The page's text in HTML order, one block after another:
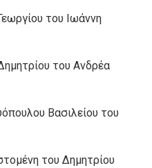
του Ιωάννη
του Ανδρέα
Βασιλείου του
του Δημητρίου